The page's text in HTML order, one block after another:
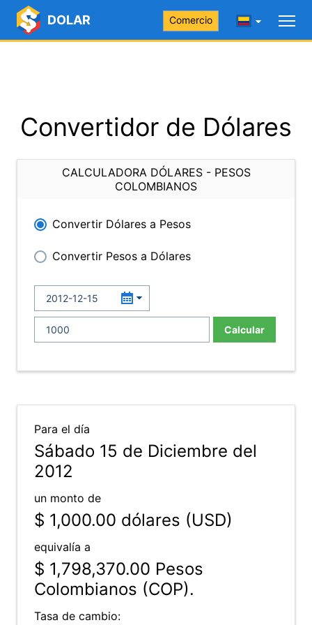
DOLAR Comercio
Convertidor de Dólares
CALCULADORA DÓLARES - PESOS
COLOMBIANOS
Convertir Dólares a Pesos
Convertir Pesos a Dólares
Calcular
Para el día
Sábado 15 de Diciembre del
2012
un monto de
$ 1,000.00 dólares (USD)
equivalía a
$ 1,798,370.00 Pesos
Colombianos (COP).
Tasa de cambio: